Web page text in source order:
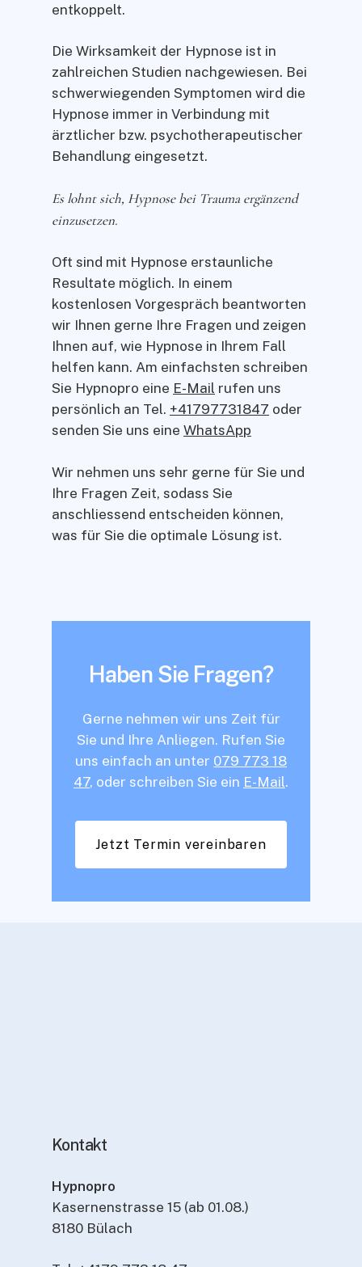
entkoppelt.
Die Wirksamkeit der Hypnose ist in
zahlreichen Studien nachgewiesen. Bei
schwerwiegenden Symptomen wird die
Hypnose immer in Verbindung mit
ärztlicher bzw. psychotherapeutischer
Behandlung eingesetzt.
Es lohnt sich, Hypnose bei Trauma ergänzend
einzusetzen.
Oft sind mit Hypnose erstaunliche
Resultate möglich. In einem
kostenlosen Vorgespräch beantworten
wir Ihnen gerne Ihre Fragen und zeigen
Ihnen auf, wie Hypnose in Ihrem Fall
helfen kann. Am einfachsten schreiben
Sie Hypnopro eine E-Mail rufen uns
persönlich an Tel. +41797731847 oder
senden Sie uns eine WhatsApp
Wir nehmen uns sehr gerne für Sie und
Ihre Fragen Zeit, sodass Sie
anschliessend entscheiden können,
was für Sie die optimale Lösung ist.
Haben Sie Fragen?
Gerne nehmen wir uns Zeit für
Sie und Ihre Anliegen. Rufen Sie
uns einfach an unter 079 773 18
47, oder schreiben Sie ein E-Mail.
Jetzt Termin vereinbaren
Kontakt
Hypnopro
Kasernenstrasse 15 (ab 01.08.)
8180 Bülach